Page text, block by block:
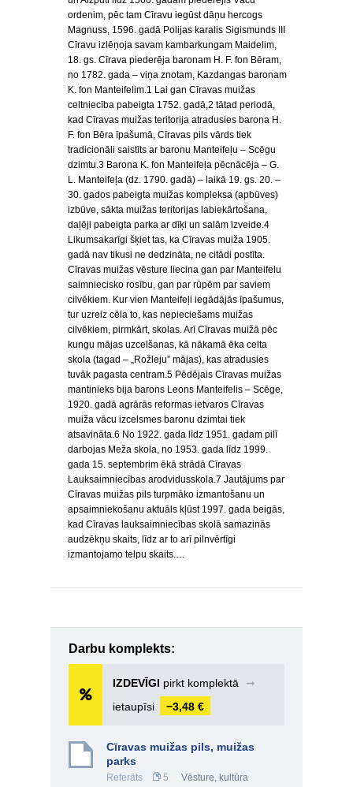
ordenim, pēc tam Cīravu iegūst dāņu hercogs
Magnuss, 1596. gadā Polijas karalis Sigismunds III
Cīravu izlēņoja savam kambarkungam Maidelim,
18. gs. Cīrava piederēja baronam H. F. fon Bēram,
no 1782. gada – viņa znotam, Kazdangas baronam
K. fon Manteifelim.1 Lai gan Cīravas muižas
celtniecība pabeigta 1752. gadā,2 tātad periodā,
kad Cīravas muižas teritorija atradusies barona H.
F. fon Bēra īpašumā, Cīravas pils vārds tiek
tradicionāli saistīts ar baronu Manteifeļu – Scēgu
dzimtu.3 Barona K. fon Manteifeļa pēcnācēja – G.
L. Manteifeļa (dz. 1790. gadā) – laikā 19. gs. 20. –
30. gados pabeigta muižas kompleksa (apbūves)
izbūve, sākta muižas teritorijas labiekārtošana,
daļēji pabeigta parka ar dīķi un salām izveide.4
Likumsakarīgi šķiet tas, ka Cīravas muiža 1905.
gadā nav tikusi ne dedzināta, ne citādi postīta.
Cīravas muižas vēsture liecina gan par Manteifelu
saimniecisko rosību, gan par rūpēm par saviem
cilvēkiem. Kur vien Manteifeļi iegādājās īpašumus,
tur uzreiz cēla to, kas nepieciešams muižas
cilvēkiem, pirmkārt, skolas. Arī Cīravas muižā pēc
kungu mājas uzcelšanas, kā nākamā ēka celta
skola (tagad – „Rožleju” mājas), kas atradusies
tuvāk pagasta centram.5 Pēdējais Cīravas muižas
mantinieks bija barons Leons Manteifelis – Scēge,
1920. gadā agrārās reformas ietvaros Cīravas
muiža vācu izcelsmes baronu dzimtai tiek
atsavināta.6 No 1922. gada līdz 1951. gadam pilī
darbojas Meža skola, no 1953. gada līdz 1999.
gada 15. septembrim ēkā strādā Cīravas
Lauksaimniecības arodvidusskola.7 Jautājums par
Cīravas muižas pils turpmāko izmantošanu un
apsaimniekošanu aktuāls kļūst 1997. gada beigās,
kad Cīravas lauksaimniecības skolā samazinās
audzēkņu skaits, līdz ar to arī pilnvērtīgi
izmantojamo telpu skaits.…
Darbu komplekts:
IZDEVĪGI pirkt komplektā
➞
ietaupīsi
−3,48 €
Cīravas muižas pils, muižas
parks
Referāts 5 Vēsture, kultūra